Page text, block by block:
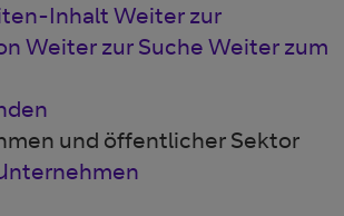
InhaltWeiter zur
Weiter zur Suche Weiter zum
und öffentlicher Sektor